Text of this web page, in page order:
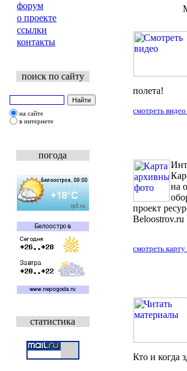
форум
о проекте
ссылки
контакты
поиск по сайту
на сайте
в интернете
погода
статистика
полета!
смотреть
на
проект
Beloostrov.ru
смотреть
Кто и когда